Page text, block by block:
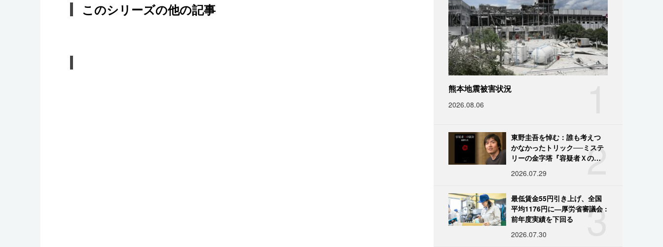
このシリーズの他の記事
熊本地震被害状況
2026.08.06
2
東野圭吾を悼む：誰も考えつ
かなかったトリック──ミステ
リーの金字塔『容疑者Ｘの献
2026.07.29
3
最低賃金55円引き上げ、全国
平均1176円に―厚労省審議会 :
前年度実績を下回る
2026.07.30